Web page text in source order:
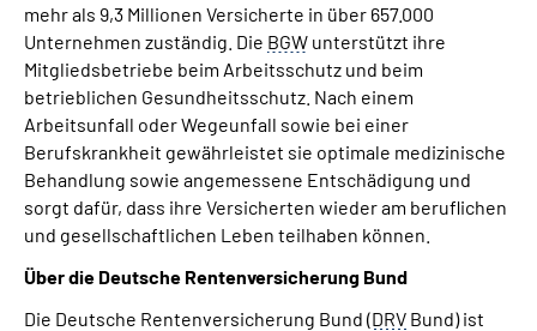
mehr als 9,3 Millionen Versicherte in über 657.000
Unternehmen zuständig. Die BGW unterstützt ihre
Mitgliedsbetriebe beim Arbeitsschutz und beim
betrieblichen Gesundheitsschutz. Nach einem
Arbeitsunfall oder Wegeunfall sowie bei einer
Berufskrankheit gewährleistet sie optimale medizinische
Behandlung sowie angemessene Entschädigung und
sorgt dafür, dass ihre Versicherten wieder am beruflichen
und gesellschaftlichen Leben teilhaben können.
Über die Deutsche Rentenversicherung Bund
Die Deutsche Rentenversicherung Bund (DRV Bund) ist